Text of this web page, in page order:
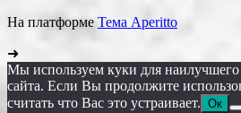
На платформе Тема Aperitto
➜
Мы используем куки для наилучшего
сайта. Если Вы продолжите
считать что Вас это устраивает. Ок